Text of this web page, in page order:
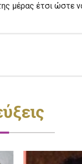
μέρας έτσι ώστε